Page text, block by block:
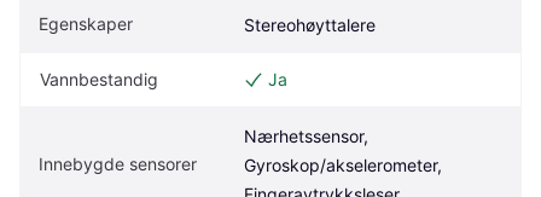
Egenskaper Stereohøyttalere
Vannbestandig Ja
Innebygde sensorer
Nærhetssensor,
Gyroskop/akselerometer,